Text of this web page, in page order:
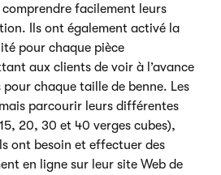
facilement leurs
Ils ont également activé la
pour chaque pièce
aux clients de voir à l’avance
chaque taille de benne. Les
parcourir leurs différentes
20, 30 et 40 verges cubes),
ont besoin et effectuer des
en ligne sur leur site Web de